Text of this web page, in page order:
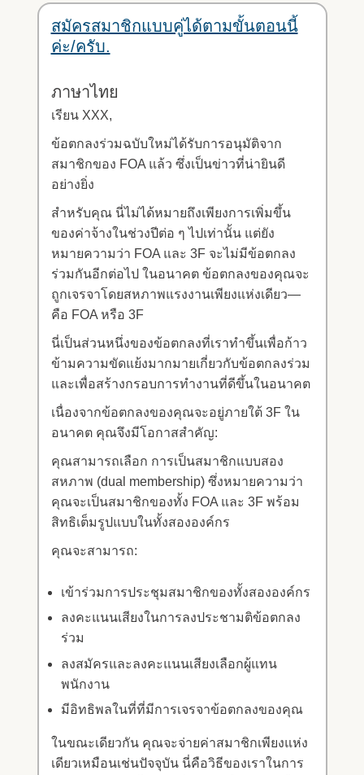
สมัครสมาชิกแบบคู่ได้ตามขั้นตอนนี้
ค่ะ/ครับ.
ภาษาไทย
เรียน XXX,
ข้อตกลงร่วมฉบับใหม่ได้รับการอนุมัติจาก
สมาชิกของ FOA แล้ว ซึ่งเป็นข่าวที่น่ายินดี
อย่างยิ่ง
สำหรับคุณ นี่ไม่ได้หมายถึงเพียงการเพิ่มขึ้น
ของค่าจ้างในช่วงปีต่อ ๆ ไปเท่านั้น แต่ยัง
หมายความว่า FOA และ 3F จะไม่มีข้อตกลง
ร่วมกันอีกต่อไป ในอนาคต ข้อตกลงของคุณจะ
ถูกเจรจาโดยสหภาพแรงงานเพียงแห่งเดียว—
คือ FOA หรือ 3F
นี่เป็นส่วนหนึ่งของข้อตกลงที่เราทำขึ้นเพื่อก้าว
ข้ามความขัดแย้งมากมายเกี่ยวกับข้อตกลงร่วม
และเพื่อสร้างกรอบการทำงานที่ดีขึ้นในอนาคต
เนื่องจากข้อตกลงของคุณจะอยู่ภายใต้ 3F ใน
อนาคต คุณจึงมีโอกาสสำคัญ:
คุณสามารถเลือก การเป็นสมาชิกแบบสอง
สหภาพ (dual membership) ซึ่งหมายความว่า
คุณจะเป็นสมาชิกของทั้ง FOA และ 3F พร้อม
สิทธิเต็มรูปแบบในทั้งสององค์กร
คุณจะสามารถ:
เข้าร่วมการประชุมสมาชิกของทั้งสององค์กร
ลงคะแนนเสียงในการลงประชามติข้อตกลง
ร่วม
ลงสมัครและลงคะแนนเสียงเลือกผู้แทน
พนักงาน
มีอิทธิพลในที่ที่มีการเจรจาข้อตกลงของคุณ
ในขณะเดียวกัน คุณจะจ่ายค่าสมาชิกเพียงแห่ง
เดียวเหมือนเช่นปัจจุบัน นี่คือวิธีของเราในการ